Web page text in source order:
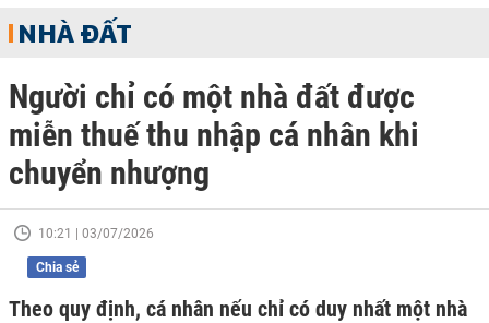
NHÀ ĐẤT
Người chỉ có một nhà đất được
miễn thuế thu nhập cá nhân khi
chuyển nhượng
10:21 | 03/07/2026
Chia sẻ
Theo quy định, cá nhân nếu chỉ có duy nhất một nhà